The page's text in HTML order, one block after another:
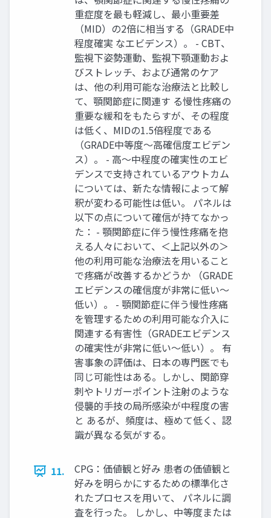
重症度を最も軽減し、最小重要差
（MID）の2倍に相当する（GRADE中
程度確実 なエビデンス）。 - CBT、
監視下姿勢運動、監視下顎運動およ
びストレッチ、および通常のケア
は、他の利用可能な治療法と比較し
て、顎関節症に関連す る慢性疼痛の
重要な緩和をもたらすが、その程度
は低く、MIDの1.5倍程度である
（GRADE中等度～高確信度エビデン
ス）。 - 高～中程度の確実性のエビ
デンスで支持されているアウトカム
については、新たな情報によって解
釈が変わる可能性は低い。 パネルは
以下の点について確信が持てなかっ
た： - 顎関節症に伴う慢性疼痛を抱
える人々において、＜上記以外の＞
他の利用可能な治療法を用いること
で疼痛が改善するかどうか （GRADE
エビデンスの確信度が非常に低い～
低い）。 - 顎関節症に伴う慢性疼痛
を管理するための利用可能な介入に
関連する有害性（GRADEエビデンス
の確実性が非常に低い～低い）。 有
害事象の評価は、日本の専門医でも
同じ可能性はある。しかし、関節穿
刺やトリガーポイント注射のような
侵襲的手技の局所感染が中程度の害
と あるが、頻度は、極めて低く、認
識が異なる気がする。
11.
CPG：価値観と好み 患者の価値観と
好みを明らかにするための標準化さ
れたプロセスを用いて、 パネルに調
査を行った。 しかし、中等度または